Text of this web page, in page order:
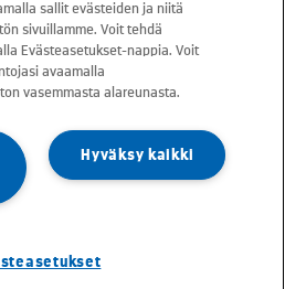
ellei
mainita.
sallit evästeiden ja niitä
sivuillamme. Voit tehdä
Evästeasetukset-nappia. Voit
avaamalla
vasemmasta alareunasta.
Hyväksy kaikki